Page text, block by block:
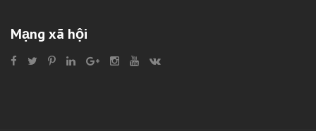
Mạng xã hội